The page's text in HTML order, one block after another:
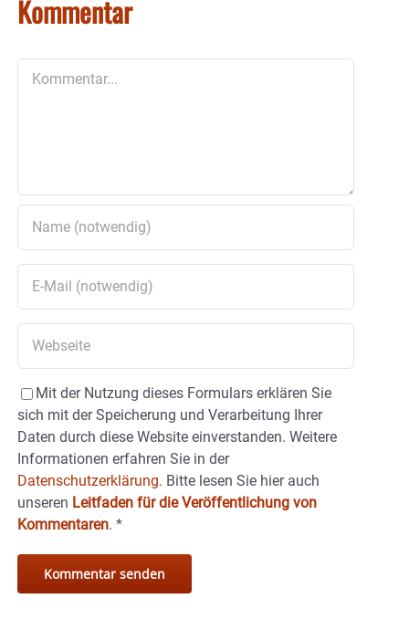
Kommentar
Mit der Nutzung dieses Formulars erklären Sie
sich mit der Speicherung und Verarbeitung Ihrer
Daten durch diese Website einverstanden. Weitere
Informationen erfahren Sie in der
Datenschutzerklärung. Bitte lesen Sie hier auch
unseren Leitfaden für die Veröffentlichung von
Kommentaren. *